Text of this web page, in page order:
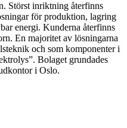
Störst inriktning återfinns
för produktion, lagring
energi. Kunderna återfinns
En majoritet av lösningarna
och som komponenter i
Bolaget grundades
i Oslo.